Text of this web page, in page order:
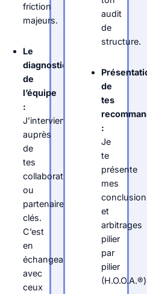
friction
majeurs.
Le
diagnostic
de
l’équipe
:
J’interviens
auprès
de
tes
collaborateurs
ou
partenaires
clés.
C’est
en
échangeant
avec
ceux
audit
de
structure.
de
tes
:
Je
te
présente
mes
et
arbitrages
pilier
par
pilier